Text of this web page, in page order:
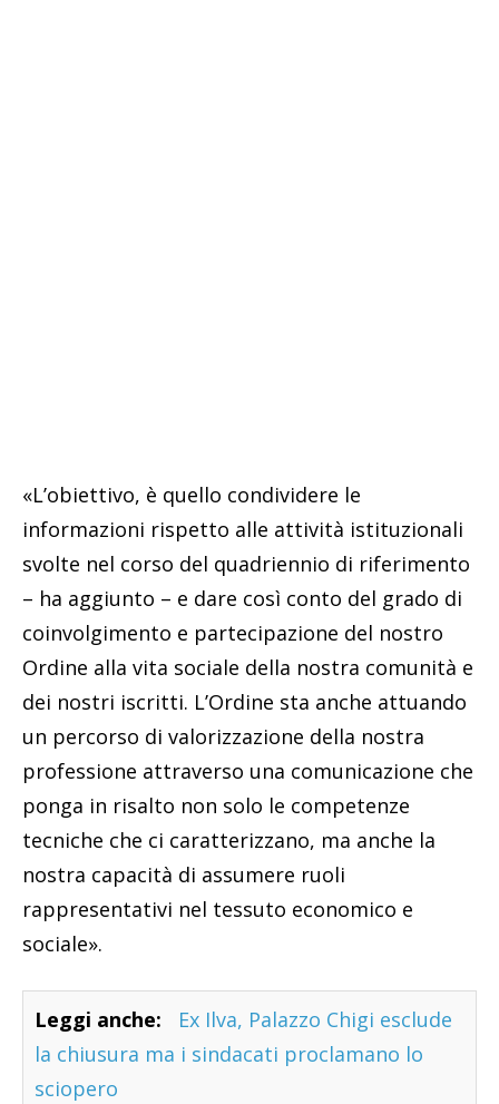
«L’obiettivo, è quello condividere le
informazioni rispetto alle attivi­tà istituzionali
svolte nel corso del quadriennio di riferimento
– ha aggiunto – e dare così conto del grado di
coinvolgimento e partecipazione del nostro
Ordine alla vita sociale della nostra comunità e
dei nostri iscritti. L’Ordine sta anche attuando
un percorso di valorizzazione della nostra
professione attraverso una comunicazione che
ponga in risalto non solo le competenze
tecniche che ci caratterizzano, ma anche la
nostra capacità di assumere ruoli
rappresentativi nel tessuto economico e
sociale».
Leggi anche:
Ex Ilva, Palazzo Chigi esclude
la chiusura ma i sindacati proclamano lo
sciopero